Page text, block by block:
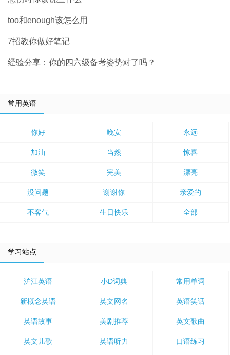
too和enough该怎么用
7招教你做好笔记
经验分享：你的四六级备考姿势对了吗？
常用英语
你好 晚安 永远
加油 当然 惊喜
微笑 完美 漂亮
没问题 谢谢你 亲爱的
不客气 生日快乐 全部
学习站点
沪江英语 小D词典 常用单词
新概念英语 英文网名 英语笑话
英语故事 美剧推荐 英文歌曲
英文儿歌 英语听力 口语练习